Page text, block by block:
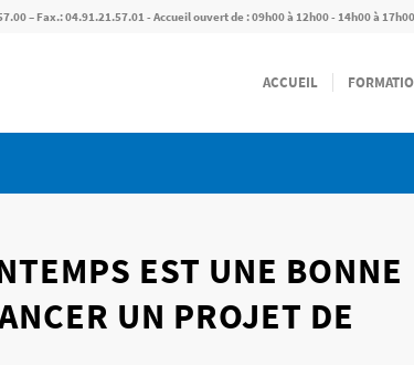
– Fax.: 04.91.21.57.01 - Accueil ouvert de : 09h00 à 12h00 - 14h00 à 17h00
ACCUEIL
EST UNE BONNE
UN PROJET DE